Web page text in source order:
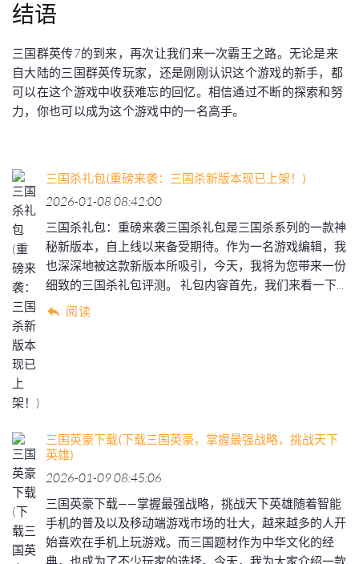
结语
三国群英传7的到来，再次让我们来一次霸王之路。无论是来
自大陆的三国群英传玩家，还是刚刚认识这个游戏的新手，都
可以在这个游戏中收获难忘的回忆。相信通过不断的探索和努
力，你也可以成为这个游戏中的一名高手。
三国杀礼包(重磅来袭：三国杀新版本现已上架！)
2026-01-08 08:42:00
三国杀礼包：重磅来袭三国杀礼包是三国杀系列的一款神
秘新版本，自上线以来备受期待。作为一名游戏编辑，我
也深深地被这款新版本所吸引，今天，我将为您带来一份
细致的三国杀礼包评测。 礼包内容首先，我们来看一下...
阅读
三国英豪下载(下载三国英豪，掌握最强战略，挑战天下
英雄)
2026-01-09 08:45:06
三国英豪下载——掌握最强战略，挑战天下英雄随着智能
手机的普及以及移动端游戏市场的壮大，越来越多的人开
始喜欢在手机上玩游戏。而三国题材作为中华文化的经